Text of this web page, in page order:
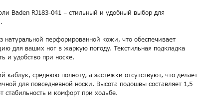
Baden RJ183-041 – стильный и удобный выбор для
перфорированной кожи, что обеспечивает
для ваших ног в жаркую погоду. Текстильная подкладка
и удобство при носке.
каблук, среднюю полноту, а застежки отсутствуют, что делает
для повседневной носки. Высота подошвы составляет 1,5
стабильность и комфорт при ходьбе.